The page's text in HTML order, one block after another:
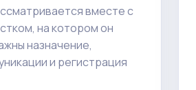
вместе с
на котором он
назначение,
и регистрация